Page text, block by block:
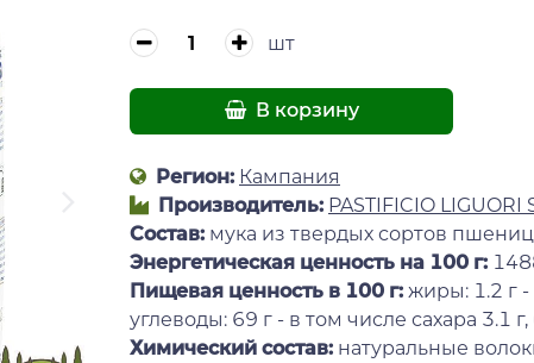
шт
В корзину
Регион: Кампания
Производитель: PASTIFICIO LIGUORI
Состав: мука из твердых сортов
Энергетическая ценность на 100 г:
Пищевая ценность в 100 г: жиры: 1.2 г
углеводы: 69 г - в том числе сахара 3.1 г,
Химический состав: натуральные